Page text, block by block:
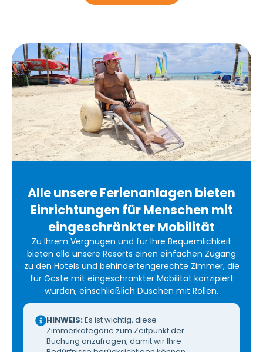
Alle unsere Ferienanlagen bieten
Einrichtungen für Menschen mit
eingeschränkter Mobilität
Zu Ihrem Vergnügen und für Ihre Bequemlichkeit
bieten alle unsere Resorts einen einfachen Zugang
zu den Hotels und behindertengerechte Zimmer, die
für Gäste mit eingeschränkter Mobilität konzipiert
wurden, einschließlich Duschen mit Rollen.
HINWEIS:Es ist wichtig, diese
Zimmerkategorie zum Zeitpunkt der
Buchung anzufragen, damit wir Ihre